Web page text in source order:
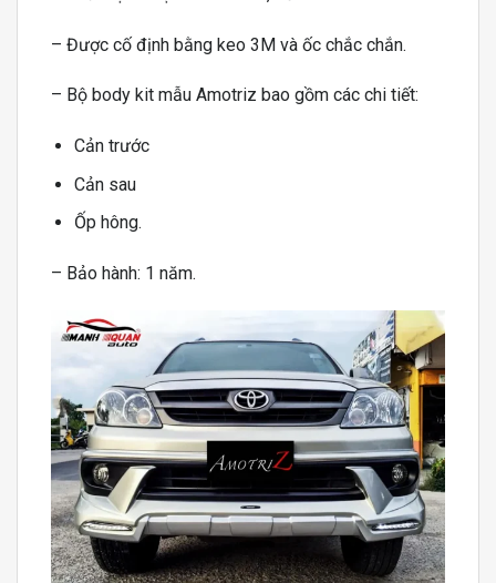
– Được cố định bằng keo 3M và ốc chắc chắn.
– Bộ body kit mẫu Amotriz bao gồm các chi tiết:
Cản trước
Cản sau
Ốp hông.
– Bảo hành: 1 năm.